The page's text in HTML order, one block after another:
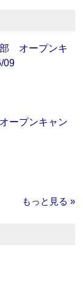
オープンキ
09
ープンキャン
もっと見る »